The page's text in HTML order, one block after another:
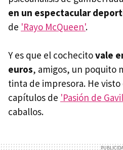
en un espectacular
de 'Rayo McQueen'.
Y es que el cochecitovale
euros, amigos, un poquito
tinta de impresora. He
capítulos de 'Pasión de
caballos.